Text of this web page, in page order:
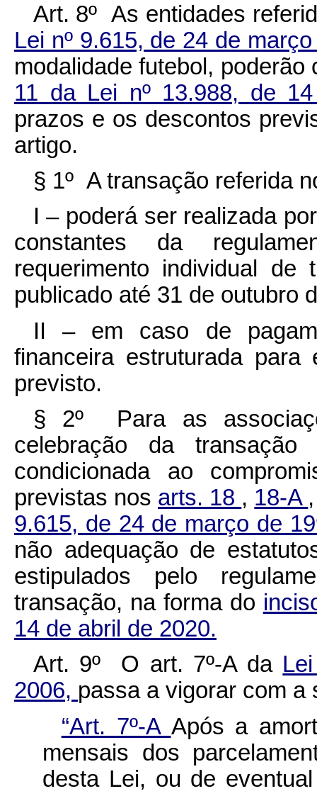
Art. 8º As entidades
Lei nº 9.615, de 24 de
modalidade futebol,
11 da Lei nº 13.988, de
prazos e os descontos
artigo.
§ 1º A transação referida
I – poderá ser realizada
constantes da
requerimento individual
publicado até 31 de outubro
II – em caso de
financeira estruturada
previsto.
§ 2º Para as
celebração da
condicionada ao
previstas nos arts. 18 , 18-A
9.615, de 24 de março de
não adequação de
estipulados pelo
transação, na forma do
14 de abril de 2020.
Art. 9º O art. 7º-A da
2006, passa a vigorar com a
“Art. 7º-A Após a
mensais dos
desta Lei, ou de